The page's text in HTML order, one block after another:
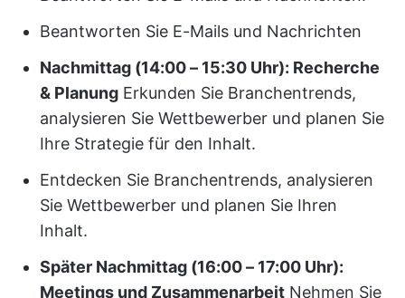
Beantworten Sie E-Mails und Nachrichten
Nachmittag (14:00 – 15:30 Uhr): Recherche
& Planung Erkunden Sie Branchentrends,
analysieren Sie Wettbewerber und planen Sie
Ihre Strategie für den Inhalt.
Entdecken Sie Branchentrends, analysieren
Sie Wettbewerber und planen Sie Ihren
Inhalt.
Später Nachmittag (16:00 – 17:00 Uhr):
Meetings und Zusammenarbeit Nehmen Sie